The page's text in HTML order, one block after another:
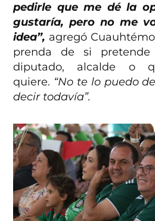
pedirle que me dé la
gustaría, pero no me
idea”, agregó
prenda de si
diputado, alcalde o
quiere. “No te lo puedo
decir todavía”.